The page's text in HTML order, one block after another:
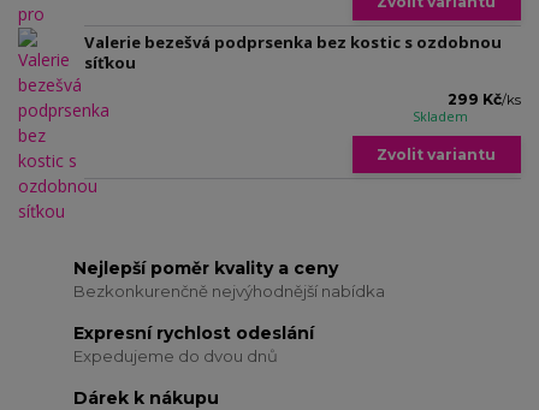
Valerie bezešvá podprsenka bez kostic s ozdobnou
síťkou
299 Kč/ks
Skladem
Zvolit variantu
Nejlepší poměr kvality a ceny
Bezkonkurenčně nejvýhodnější nabídka
Expresní rychlost odeslání
Expedujeme do dvou dnů
Dárek k nákupu